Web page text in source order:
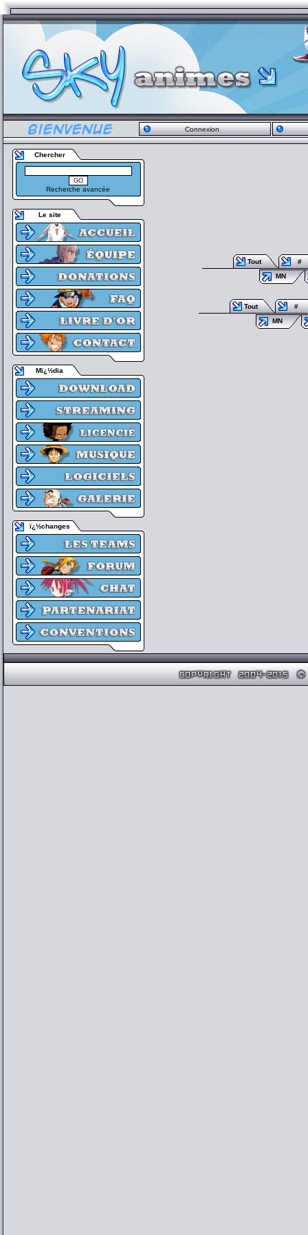
Connexion
Chercher
Recherche avancée
Le site
Mï¿½dia
ï¿½changes
Tout
#
MN
Tout
#
MN